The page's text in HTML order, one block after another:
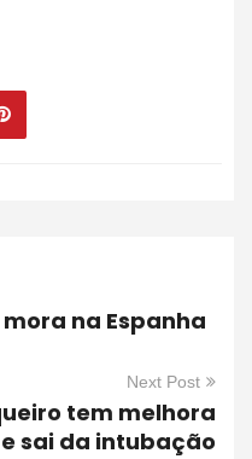
na Espanha
Next Post
tem melhora
e sai da intubação